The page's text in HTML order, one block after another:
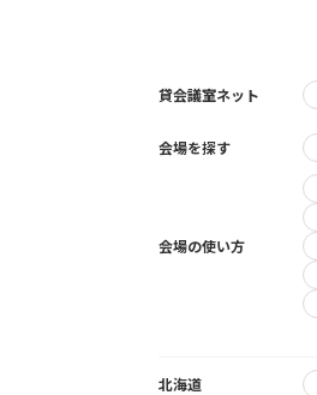
貸会議室ネット
会場を探す
会場の使い方
北海道